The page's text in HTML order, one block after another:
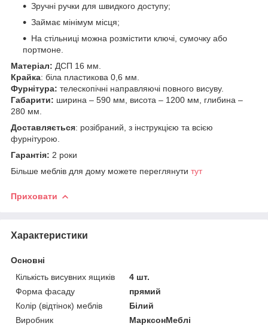
Зручні ручки для швидкого доступу;
Займає мінімум місця;
На стільниці можна розмістити ключі, сумочку або
портмоне.
Матеріал: ДСП 16 мм.
Крайка: біла пластикова 0,6 мм.
Фурнітура: телескопічні направляючі повного висуву.
Габарити: ширина – 590 мм, висота – 1200 мм, глибина –
280 мм.
Доставляється: розібраний, з інструкцією та всією
фурнітурою.
Гарантія: 2 роки
Більше меблів для дому можете переглянути тут
Приховати
Характеристики
Основні
Кількість висувних ящиків
4 шт.
Форма фасаду
прямий
Колір (відтінок) меблів
Білий
Виробник
МарксонМеблі